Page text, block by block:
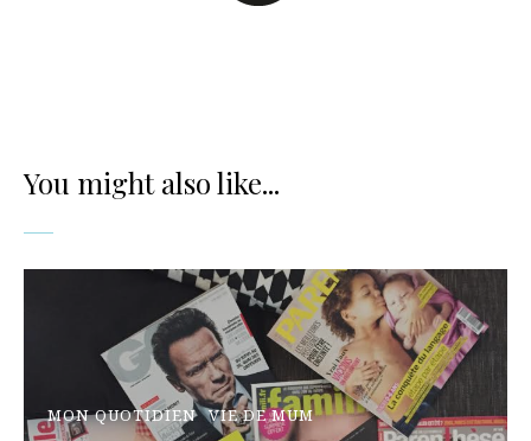
You might also like...
MON QUOTIDIEN VIE DE MUM